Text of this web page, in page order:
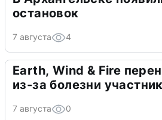
остановок
7 августа 4
Earth, Wind & Fire
из-за болезни
7 августа 0